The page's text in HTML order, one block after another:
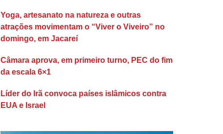
Yoga, artesanato na natureza e outras
atrações movimentam o “Viver o Viveiro” no
domingo, em Jacareí
Câmara aprova, em primeiro turno, PEC do fim
da escala 6×1
Líder do Irã convoca países islâmicos contra
EUA e Israel